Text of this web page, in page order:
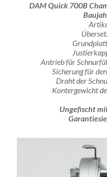
DAM Quick 700B
Antrieb für
Sicherung für
Draht der
Kontergewicht
Ungefischt